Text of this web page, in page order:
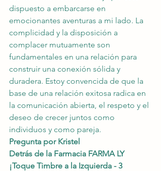
dispuesto a embarcarse en
emocionantes aventuras a mi lado. La
complicidad y la disposición a
complacer mutuamente son
fundamentales en una relación para
construir una conexión sólida y
duradera. Estoy convencida de que la
base de una relación exitosa radica en
la comunicación abierta, el respeto y el
deseo de crecer juntos como
individuos y como pareja.
Pregunta por Kristel
Detrás de la Farmacia FARMA LY
¡Toque Timbre a la Izquierda - 3